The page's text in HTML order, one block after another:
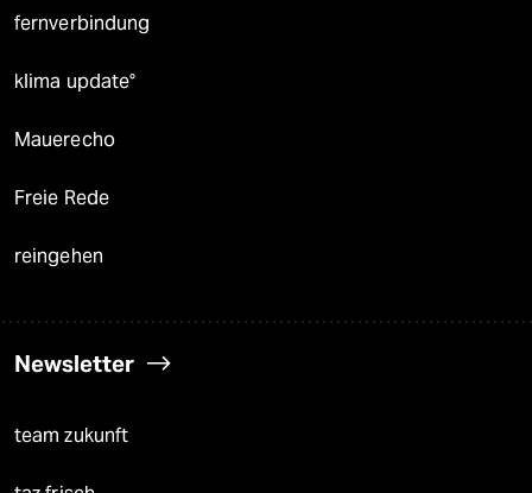
fernverbindung
klima update°
Mauerecho
Freie Rede
reingehen
Newsletter
team zukunft